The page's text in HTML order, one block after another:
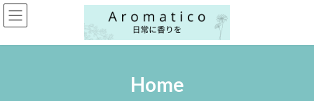
コ
ン
ン
ナ
ビ
ー
Home